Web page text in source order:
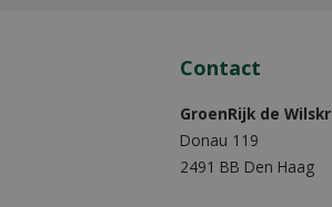
Contact
GroenRijk de
Donau 119
2491 BB Den Haag